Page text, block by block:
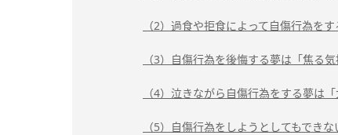
（2）過食や拒食によって自傷行為を
（3）自傷行為を後悔する夢は「焦る気
（4）泣きながら自傷行為をする夢は「
（5）自傷行為をしようとしてもでき